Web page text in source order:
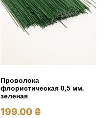
Проволока
флористическая 0,5 мм.
зеленая
199.00 ₴